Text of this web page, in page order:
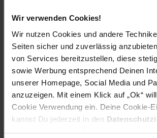
Wir verwenden Cookies!
Wir nutzen Cookies und andere
Seiten sicher und zuverlässig
von Services bereitzustellen, diese
sowie Werbung entsprechend Deinen
unserer Homepage, Social Media und
anzuzeigen. Mit einem Klick auf „Ok“
Cookie Verwendung ein. Deine Cookie-
kannst Du jederzeit in den
ändern bzw. widerrufen.
Blattrand: Gezähnt
Standort und Pflege
Standortempfehlung: Halbschattig,
Pflegeaufwand: Mittel
Lichtbedarf: Halbschattig-Schattig
Wasserbedarf: Mittel
Rückschnitt: Regelmäßiger Formschnitt
Schnittverträglichkeit: Gut
Bodenansprüche: humos und gut
Nährstoffgehalt: Mittel
Frosthärte: bis -20 °C